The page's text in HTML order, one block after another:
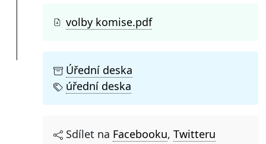
volby komise.pdf
Úřední deska
úřední deska
Sdílet na Facebooku, Twitteru